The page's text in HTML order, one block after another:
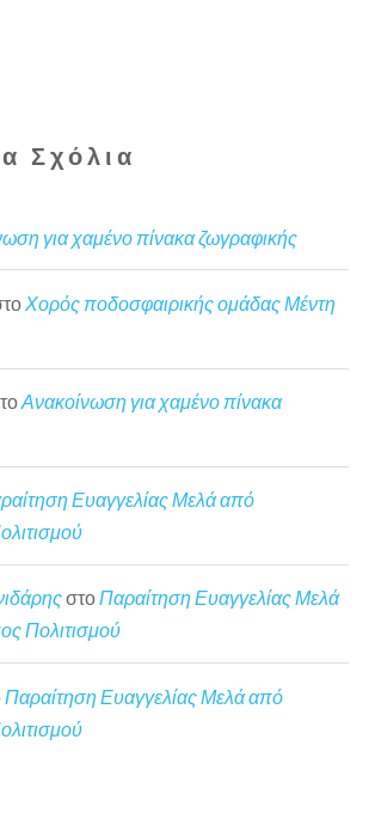
Σχόλια
για χαμένο πίνακα ζωγραφικής
Χορός ποδοσφαιρικής ομάδας Μέντη
Ανακοίνωση για χαμένο πίνακα
Ευαγγελίας Μελά από
στοΠαραίτηση Ευαγγελίας Μελά
Πολιτισμού
Παραίτηση Ευαγγελίας Μελά από